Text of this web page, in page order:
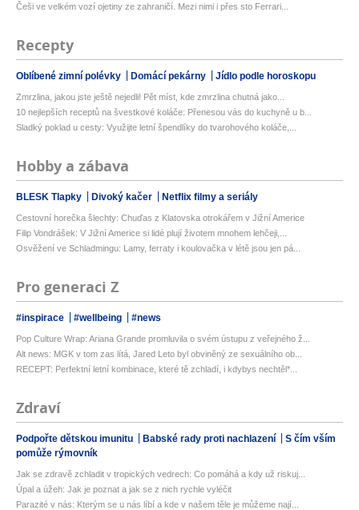
Češi ve velkém vozí ojetiny ze zahraničí. Mezi nimi i přes sto Ferrari...
Recepty
Oblíbené zimní polévky Domácí pekárny Jídlo podle horoskopu
Zmrzlina, jakou jste ještě nejedli! Pět míst, kde zmrzlina chutná jako...
10 nejlepších receptů na švestkové koláče: Přenesou vás do kuchyně u b...
Sladký poklad u cesty: Využijte letní špendlíky do tvarohového koláče,...
Hobby a zábava
BLESK Tlapky Divoký kačer Netflix filmy a seriály
Cestovní horečka šlechty: Chuďas z Klatovska otrokářem v Jižní Americe
Filip Vondrášek: V Jižní Americe si lidé plují životem mnohem lehčeji,...
Osvěžení ve Schladmingu: Lamy, ferraty i koulovačka v létě jsou jen pá...
Pro generaci Z
#inspirace #wellbeing #news
Pop Culture Wrap: Ariana Grande promluvila o svém ústupu z veřejného ž...
Alt news: MGK v tom zas lítá, Jared Leto byl obviněný ze sexuálního ob...
RECEPT: Perfektní letní kombinace, které tě zchladí, i kdybys nechtěl*...
Zdraví
Podpořte dětskou imunitu Babské rady proti nachlazení
S čím vším
pomůže rýmovník
Jak se zdravě zchladit v tropických vedrech: Co pomáhá a kdy už riskuj...
Úpal a úžeh: Jak je poznat a jak se z nich rychle vyléčit
Parazité v nás: Kterým se u nás líbí a kde v našem těle je můžeme nají...